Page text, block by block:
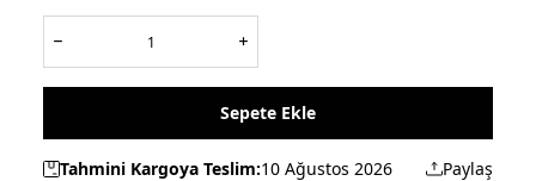
Sepete Ekle
Tahmini Kargoya Teslim:10 Ağustos 2026 Paylaş